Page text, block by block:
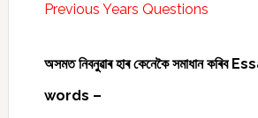
Previous Years Questions
অসমত নিবনুৱাৰ হাৰ কেনেকৈ সমাধান কৰিব
words –